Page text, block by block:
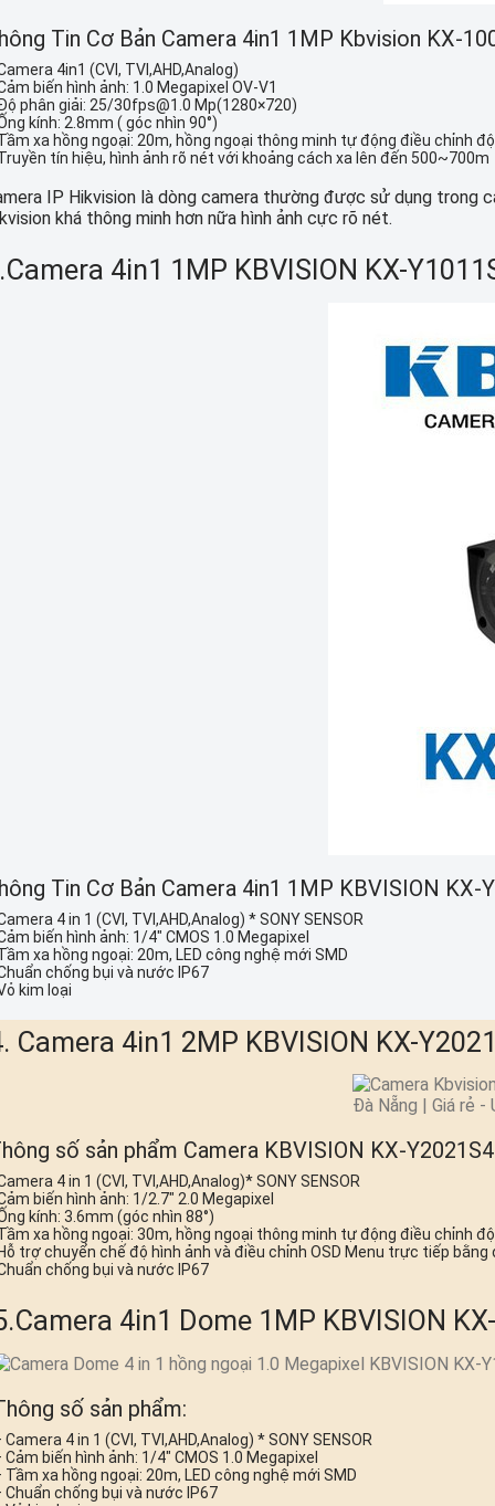
Tin Cơ Bản Camera 4in1 1MP Kbvision KX-
4in1 (CVI, TVI,AHD,Analog)
biến hình ảnh: 1.0 Megapixel OV-V1
phân giải: 25/30fps@1.0 Mp(1280×720)
kính: 2.8mm ( góc nhìn 90°)
xa hồng ngoại: 20m, hồng ngoại thông minh tự động điều chỉnh
tín hiệu, hình ảnh rõ nét với khoảng cách xa lên đến 500~700m
IP Hikvision là dòng camera thường được sử dụng trong
khá thông minh hơn nữa hình ảnh cực rõ nét.
4in1 1MP KBVISION KX-
Tin Cơ Bản Camera 4in1 1MP KBVISION KX-
4 in 1 (CVI, TVI,AHD,Analog) * SONY SENSOR
biến hình ảnh: 1/4″ CMOS 1.0 Megapixel
xa hồng ngoại: 20m, LED công nghệ mới SMD
chống bụi và nước IP67
kim loại
Camera 4in1 2MP KBVISION KX-
số sản phẩm Camera KBVISION KX-Y2021S4
4 in 1 (CVI, TVI,AHD,Analog)* SONY SENSOR
biến hình ảnh: 1/2.7″ 2.0 Megapixel
kính: 3.6mm (góc nhìn 88°)
xa hồng ngoại: 30m, hồng ngoại thông minh tự động điều chỉnh
trợ chuyển chế độ hình ảnh và điều chỉnh OSD Menu trực tiếp bằng
chống bụi và nước IP67
4in1 Dome 1MP KBVISION
số sản phẩm:
Camera 4 in 1 (CVI, TVI,AHD,Analog) * SONY SENSOR
Cảm biến hình ảnh: 1/4″ CMOS 1.0 Megapixel
Tầm xa hồng ngoại: 20m, LED công nghệ mới SMD
Chuẩn chống bụi và nước IP67